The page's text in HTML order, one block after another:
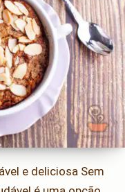
e deliciosa Sem